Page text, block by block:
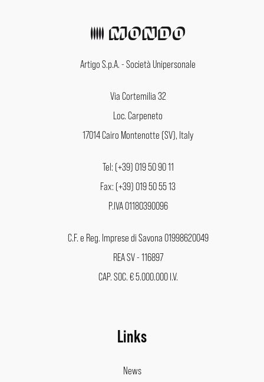
Artigo S.p.A. - Società Unipersonale
Via Cortemilia 32
Loc. Carpeneto
17014 Cairo Montenotte (SV), Italy
Tel: (+39) 019 50 90 11
Fax: (+39) 019 50 55 13
P.IVA 01180390096
C.F. e Reg. Imprese di Savona 01998620049
REA SV - 116897
CAP. SOC. € 5.000.000 I.V.
Links
News